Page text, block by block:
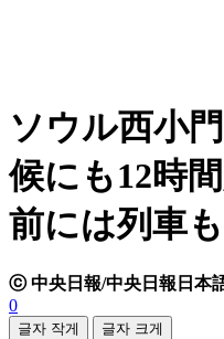
ソウル西小
候にも12時
前には列車
ⓒ 中央日報/中央日報日本
0
글자 작게 글자 크게